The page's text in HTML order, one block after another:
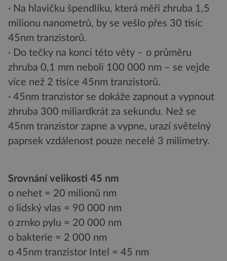
· Na hlavičku špendlíku, která měří zhruba 1,5
milionu nanometrů, by se vešlo přes 30 tisíc
45nm tranzistorů.
· Do tečky na konci této věty – o průměru
zhruba 0,1 mm neboli 100 000 nm – se vejde
více než 2 tisíce 45nm tranzistorů.
· 45nm tranzistor se dokáže zapnout a vypnout
zhruba 300 miliardkrát za sekundu. Než se
45nm tranzistor zapne a vypne, urazí světelný
paprsek vzdálenost pouze necelé 3 milimetry.
Srovnání velikosti 45 nm
o nehet = 20 milionů nm
o lidský vlas = 90 000 nm
o zrnko pylu = 20 000 nm
o bakterie = 2 000 nm
o 45nm tranzistor Intel = 45 nm